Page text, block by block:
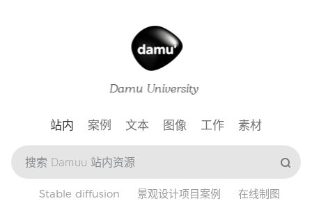
站内 案例 文本 图像 工作 素材
Stable diffusion 景观设计项目案例 在线制图